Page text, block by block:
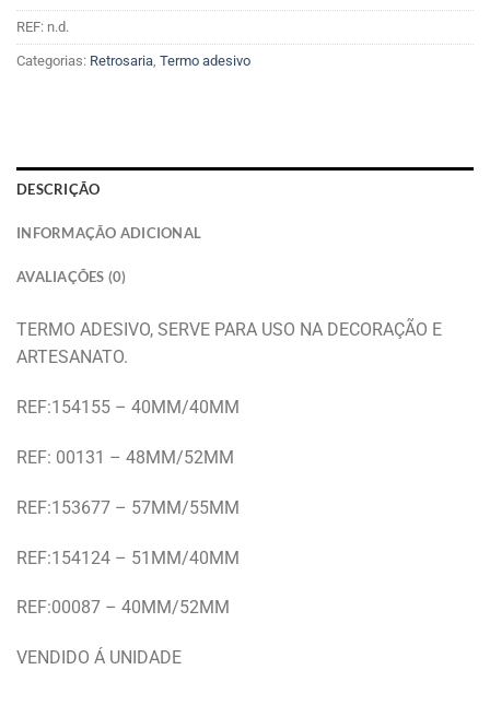
REF: n.d.
Categorias: Retrosaria Termo adesivo
DESCRIÇÃO
INFORMAÇÃO ADICIONAL
AVALIAÇÕES (0)
TERMO ADESIVO, SERVE PARA USO NA DECORAÇÃO E
ARTESANATO.
REF:154155 – 40MM/40MM
REF: 00131 – 48MM/52MM
REF:153677 – 57MM/55MM
REF:154124 – 51MM/40MM
REF:00087 – 40MM/52MM
VENDIDO Á UNIDADE